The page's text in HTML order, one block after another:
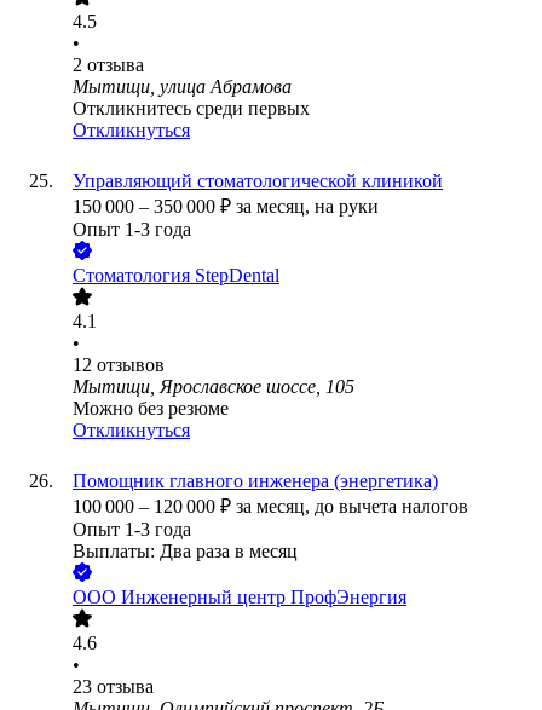
4.5
•
2 отзыва
Мытищи, улица Абрамова
Откликнитесь среди первых
Откликнуться
Управляющий стоматологической клиникой
150 000 – 350 000 ₽ за месяц, на руки
Опыт 1-3 года
Стоматология StepDental
4.1
•
12 отзывов
Мытищи, Ярославское шоссе, 105
Можно без резюме
Откликнуться
Помощник главного инженера (энергетика)
100 000 – 120 000 ₽ за месяц, до вычета налогов
Опыт 1-3 года
Выплаты: Два раза в месяц
ООО Инженерный центр ПрофЭнергия
4.6
•
23 отзыва